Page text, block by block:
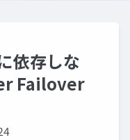
依存しな
Failover